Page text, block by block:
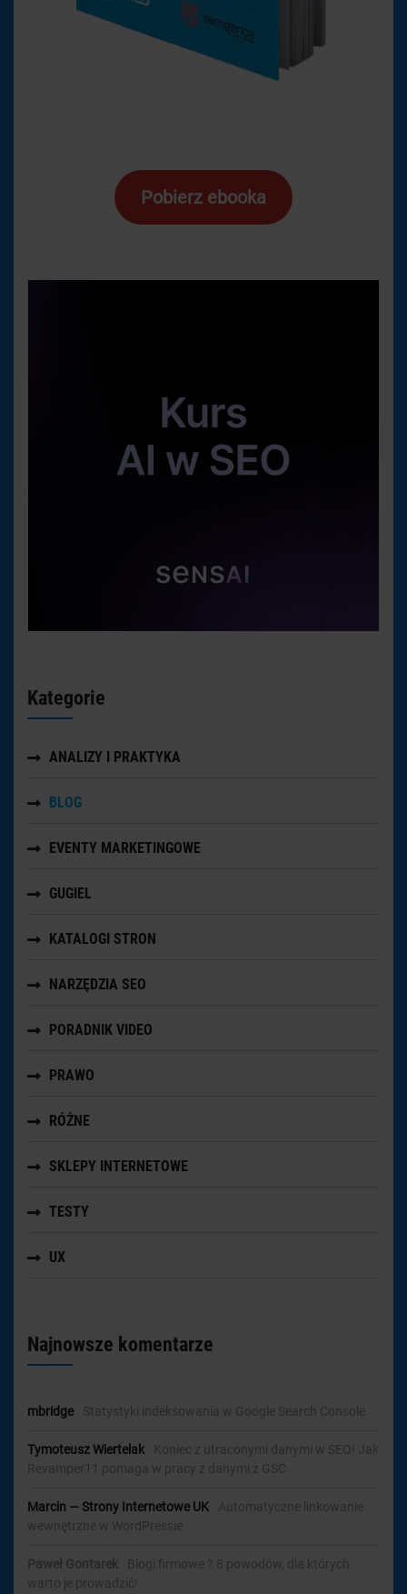
Pobierz ebooka
Kategorie
ANALIZY I PRAKTYKA
BLOG
EVENTY MARKETINGOWE
GUGIEL
KATALOGI STRON
NARZĘDZIA SEO
PORADNIK VIDEO
PRAWO
RÓŻNE
SKLEPY INTERNETOWE
TESTY
UX
Najnowsze komentarze
mbridge- Statystyki indeksowania w Google Search Console
Tymoteusz Wiertelak-
Koniec z utraconymi danymi w SEO! Jak
Revamper11 pomaga w pracy z danymi z GSC
Marcin — Strony Internetowe UK
Automatyczne linkowanie
wewnętrzne w WordPressie
Paweł Gontarek
Blogi firmowe ? 8 powodów, dla których
warto je prowadzić!